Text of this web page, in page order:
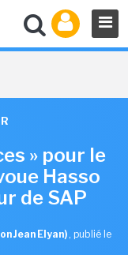
» pour le
Hasso
de SAP
Jean Elyan) , publié le